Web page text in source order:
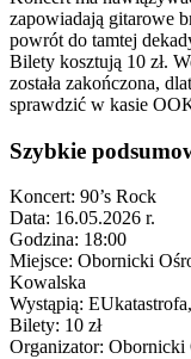
zapowiadają gitarowe
powrót do tamtej
Bilety kosztują 10 zł.
została zakończona,
sprawdzić w kasie
Szybkie
Koncert: 90’s Rock
Data: 16.05.2026 r.
Godzina: 18:00
Miejsce: Obornicki
Kowalska
Wystąpią:
Bilety: 10 zł
Organizator: